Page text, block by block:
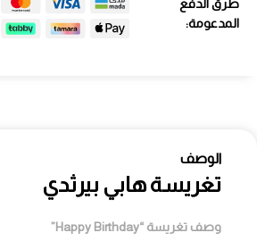
طرق الدفع
المدعومة:
الوصف
تغريسة هابي بيرثدي
وصف تغريسة “Happy Birthday”